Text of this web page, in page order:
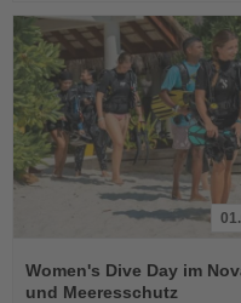
Sie
die
Women's Dive Day im
und Meeresschutz